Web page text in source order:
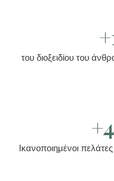
του διοξειδίου του
Ικανοποιημένοι